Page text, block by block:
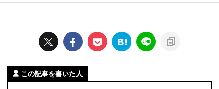
この記事を書いた人